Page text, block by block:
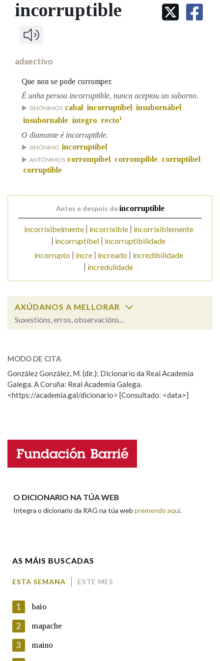
IDENTIDADE CORPORATIVA
MARCIAL DEL ADALID
FIGURAS HOMENAXEADAS
Facebook
TwitterYoutubeInstagram
Bluesky
BUSCAR NOS LEMAS
Comeza por
Contén
BUSCAR NO CONTIDO
Nas definicións
Nos exemplos
Na fraseoloxía
Marcas gramaticais
LIMPAR BUSCA
incorruptible
adxectivo
Que non se pode corromper.
É unha persoa incorruptible, nunca aceptou un suborno.
SINÓNIMOS cabal incorruptíbel insubornábel
insubornable íntegro recto1
O diamante é incorruptible.
SINÓNIMO incorruptíbel
ANTÓNIMOS corrompíbel corrompible corruptíbel
corruptible
Antes e despois deincorruptible
incorrixibelmente incorrixible
incorrixiblemente
incorruptíbel
incorruptibilidade
incorrupto
incre increado
incredibilidade
incredulidade
AXÚDANOS A MELLORAR
Suxestións, erros, observacións...
ESCOLLE UNHA OPCIÓN:
Observación Hai un erro na palabra
Propoño mellorar a definición
Nome
En cumprimento da normativa vixente en materia de
MODO DE CITA
González González, M. (dir.): Dicionario da Real Academia
Galega. A Coruña: Real Academia Galega.
<https://academia.gal/dicionario> [Consultado: <data>]
O DICIONARIO NA TÚA WEB
Integra o dicionario da RAG na túa web premendo aquí.
AS MÁIS BUSCADAS
ESTA SEMANA ESTE MES
1 baio
2 mapache
3 maino